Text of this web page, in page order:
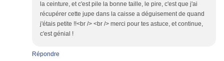
la ceinture, et c'est pile la bonne taille, le pire, c'est que j'ai
récupérer cette jupe dans la caisse a déguisement de quand
j'étais petite !!<br /> <br /> merci pour tes astuce, et continue,
c'est génial !
Répondre